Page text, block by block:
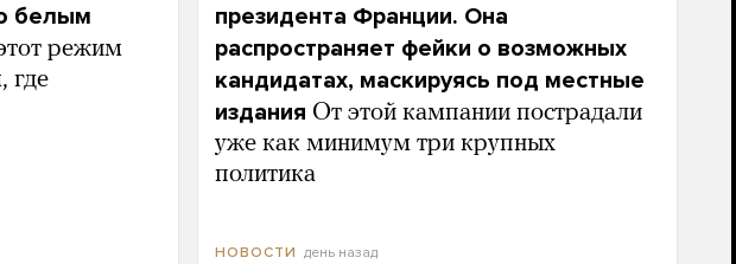
белым
режим
где
президента Франции. Она
распространяет фейки о возможных
кандидатах, маскируясь под местные
издания От этой кампании пострадали
уже как минимум три крупных
политика
НОВОСТИ день назад